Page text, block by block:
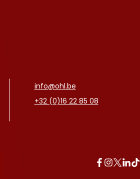
info@ohl.be
+32 (0)16 22 85 08